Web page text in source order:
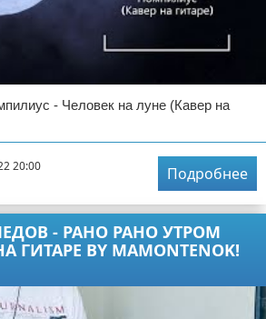
- Человек на луне (Кавер на
20:00
Подробнее
- РАНО РАНО УТРОМ
ГИТАРЕ BY MAMONTENOK!